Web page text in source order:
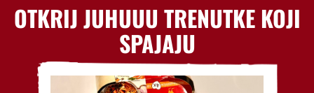
OTKRIJ JUHUUU TRENUTKE KOJI
SPAJAJU